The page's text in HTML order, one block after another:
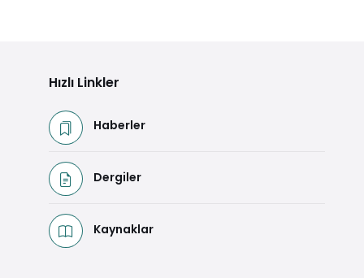
Hızlı Linkler
Haberler
Dergiler
Kaynaklar